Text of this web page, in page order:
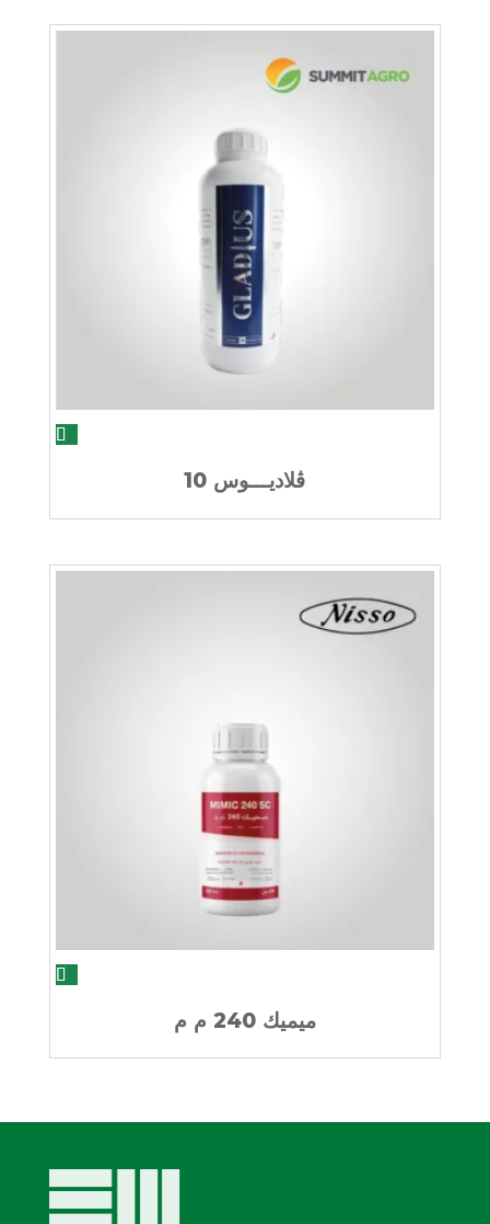
ڨلاديـــوس 10
ميميك 240 م م